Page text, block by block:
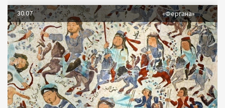
30.07 «Фергана»